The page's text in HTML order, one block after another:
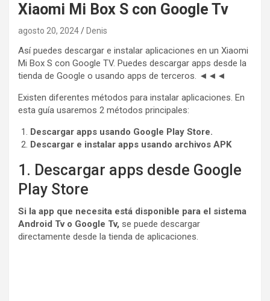
Xiaomi Mi Box S con Google Tv
agosto 20, 2024 Denis
Así puedes descargar e instalar aplicaciones en un Xiaomi
Mi Box S con Google TV. Puedes descargar apps desde la
tienda de Google o usando apps de terceros. ◄◄◄
Existen diferentes métodos para instalar aplicaciones. En
esta guía usaremos 2 métodos principales:
Descargar apps usando Google Play Store.
Descargar e instalar apps usando archivos APK
1. Descargar apps desde Google
Play Store
Si la app que necesita está disponible para el sistema
Android Tv o Google Tv, se puede descargar
directamente desde la tienda de aplicaciones.